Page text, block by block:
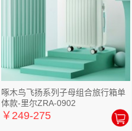
啄木鸟飞扬系列子母组合旅行箱单
体款-里尔ZRA-0902
￥249-275